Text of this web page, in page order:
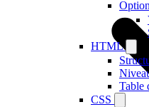
HTML
Table
CSS